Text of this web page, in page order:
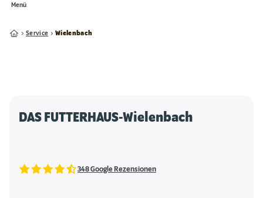
Menü
Service Wielenbach
DAS FUTTERHAUS-Wielenbach
348 Google Rezensionen